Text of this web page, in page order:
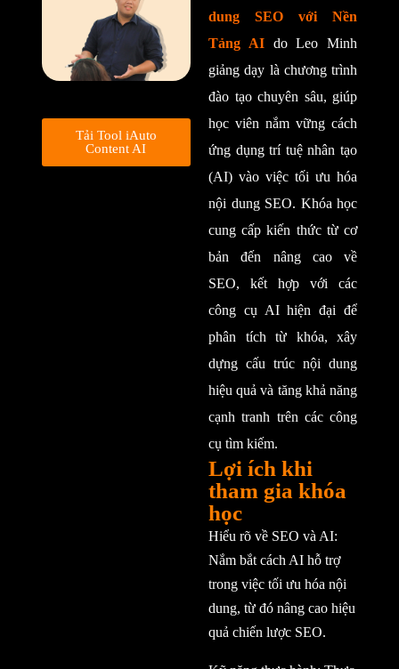
Tải Tool iAuto
Content AI
dung SEO với Nền
Tảng AI
do Leo Minh
giảng dạy là chương trình
đào tạo chuyên sâu, giúp
học viên nắm vững cách
ứng dụng trí tuệ nhân tạo
(AI) vào việc tối ưu hóa
nội dung SEO. Khóa học
cung cấp kiến thức từ cơ
bản đến nâng cao về
SEO, kết hợp với các
công cụ AI hiện đại để
phân tích từ khóa, xây
dựng cấu trúc nội dung
hiệu quả và tăng khả năng
cạnh tranh trên các công
cụ tìm kiếm.
Lợi ích khi
tham gia khóa
học
Hiểu rõ về SEO và AI:
Nắm bắt cách AI hỗ trợ
trong việc tối ưu hóa nội
dung, từ đó nâng cao hiệu
quả chiến lược SEO.